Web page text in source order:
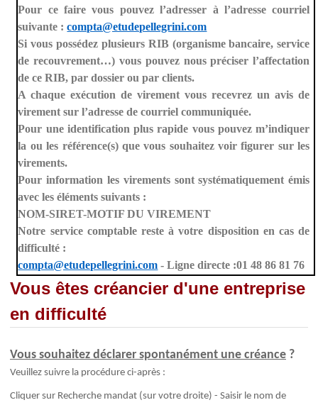
Pour ce faire vous pouvez l’adresser à l’adresse courriel
suivante :compta@etudepellegrini.com
Si vous possédez plusieurs RIB (organisme bancaire, service
de recouvrement…) vous pouvez nous préciser l’affectation
de ce RIB, par dossier ou par clients.
A chaque exécution de virement vous recevrez un avis de
virement sur l’adresse de courriel communiquée.
Pour une identification plus rapide vous pouvez m’indiquer
la ou les référence(s) que vous souhaitez voir figurer sur les
virements.
Pour information les virements sont systématiquement émis
avec les éléments suivants :
NOM-SIRET-MOTIF DU VIREMENT
Notre service comptable reste à votre disposition en cas de
difficulté :
compta@etudepellegrini.com - Ligne directe :01 48 86 81 76
Vous êtes créancier d'une entreprise
en difficulté
Vous souhaitez déclarer spontanément une créance ?
Veuillez suivre la procédure ci-après :
Cliquer sur Recherche mandat (sur votre droite) - Saisir le nom de